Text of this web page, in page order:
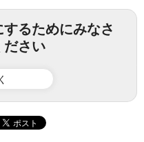
るためにみなさ
ださい